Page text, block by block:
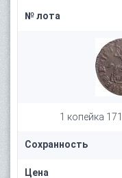
№ лота
1 копейка
Сохранность
Цена